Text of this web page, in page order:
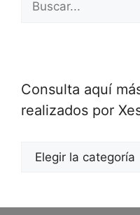
Consulta aquí
realizados por